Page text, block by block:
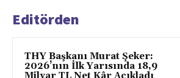
Editörden
THY Başkanı Murat Şeker:
2026’nın İlk Yarısında 18,9